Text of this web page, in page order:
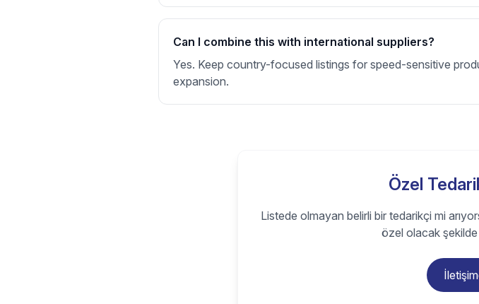
Can I combine this with international suppliers?
Yes. Keep country-focused listings for speed-sensitive
expansion.
Özel
Listede olmayan belirli bir tedarikçi mi
özel olacak